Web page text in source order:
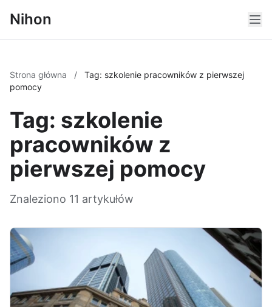
Nihon
Strona główna /
Tag: szkolenie pracowników z pierwszej
pomocy
Tag: szkolenie
pracowników z
pierwszej pomocy
Znaleziono 11 artykułów